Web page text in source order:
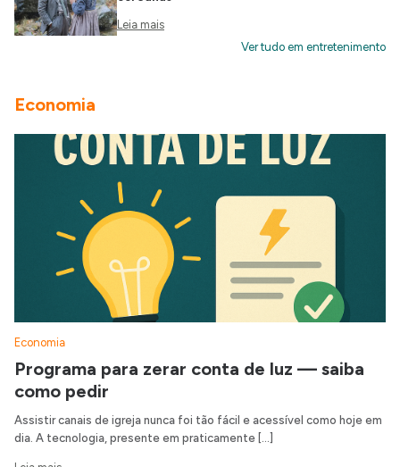
Leia mais
Ver tudo em entretenimento
Economia
Economia
Programa para zerar conta de luz — saiba
como pedir
Assistir canais de igreja nunca foi tão fácil e acessível como hoje em
dia. A tecnologia, presente em praticamente […]